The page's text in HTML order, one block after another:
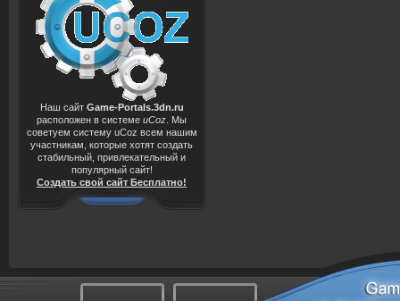
Наш сайт Game-Portals.3dn.ru
расположен в системе uCoz . Мы
советуем систему uCoz всем нашим
участникам, которые хотят создать
стабильный, привлекательный и
популярный сайт!
Создать свой сайт Бесплатно!